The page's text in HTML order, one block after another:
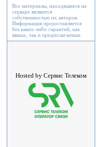
Все материалы, находящиеся на
сервере являются
собственностью их авторов.
Информация предоставляется
без каких-либо гарантий, как
явных, так и предполагаемых.
Hosted by Сервис Телеком